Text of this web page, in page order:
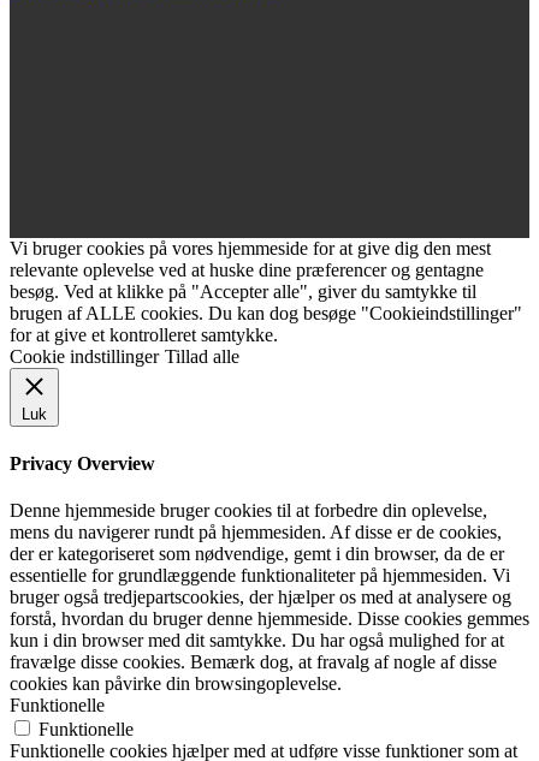
Vi bruger cookies på vores hjemmeside for at give dig den mest
relevante oplevelse ved at huske dine præferencer og gentagne
besøg. Ved at klikke på "Accepter alle", giver du samtykke til
brugen af ALLE cookies. Du kan dog besøge "Cookieindstillinger"
for at give et kontrolleret samtykke.
Cookie indstillinger Tillad alle
Luk
Privacy Overview
Denne hjemmeside bruger cookies til at forbedre din oplevelse,
mens du navigerer rundt på hjemmesiden. Af disse er de cookies,
der er kategoriseret som nødvendige, gemt i din browser, da de er
essentielle for grundlæggende funktionaliteter på hjemmesiden. Vi
bruger også tredjepartscookies, der hjælper os med at analysere og
forstå, hvordan du bruger denne hjemmeside. Disse cookies gemmes
kun i din browser med dit samtykke. Du har også mulighed for at
fravælge disse cookies. Bemærk dog, at fravalg af nogle af disse
cookies kan påvirke din browsingoplevelse.
Funktionelle
Funktionelle
Funktionelle cookies hjælper med at udføre visse funktioner som at